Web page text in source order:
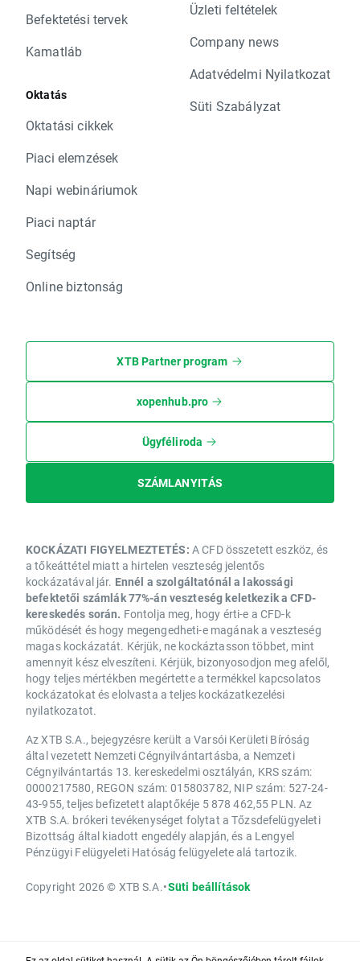
Befektetési tervek
Kamatláb
Oktatás
Oktatási cikkek
Piaci elemzések
Napi webináriumok
Piaci naptár
Segítség
Online biztonság
Üzleti feltételek
Company news
Adatvédelmi Nyilatkozat
Süti Szabályzat
XTB Partner program
xopenhub.pro
Ügyféliroda
SZÁMLANYITÁS
KOCKÁZATI FIGYELMEZTETÉS: A CFD összetett eszköz, és
a tőkeáttétel miatt a hirtelen veszteség jelentős
kockázatával jár. Ennél a szolgáltatónál a lakossági
befektetői számlák 77%-án veszteség keletkezik a CFD-
kereskedés során. Fontolja meg, hogy érti-e a CFD-k
működését és hogy megengedheti-e magának a veszteség
magas kockázatát. Kérjük, ne kockáztasson többet, mint
amennyit kész elveszíteni. Kérjük, bizonyosodjon meg afelől,
hogy teljes mértékben megértette a termékkel kapcsolatos
kockázatokat és elolvasta a teljes kockázatkezelési
nyilatkozatot.
Az XTB S.A., bejegyzésre került a Varsói Kerületi Bíróság
által vezetett Nemzeti Cégnyilvántartásba, a Nemzeti
Cégnyilvántartás 13. kereskedelmi osztályán, KRS szám:
0000217580, REGON szám: 015803782, NIP szám: 527-24-
43-955, teljes befizetett alaptőkéje 5 878 462,55 PLN. Az
XTB S.A. brókeri tevékenységet folytat a Tőzsdefelügyeleti
Bizottság által kiadott engedély alapján, és a Lengyel
Pénzügyi Felügyeleti Hatóság felügyelete alá tartozik.
Copyright 2026 © XTB S.A.•Süti beállítások